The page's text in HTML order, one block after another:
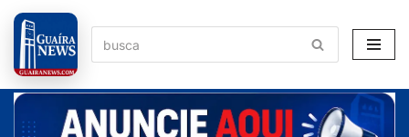
Pular
para
o
conteúdo